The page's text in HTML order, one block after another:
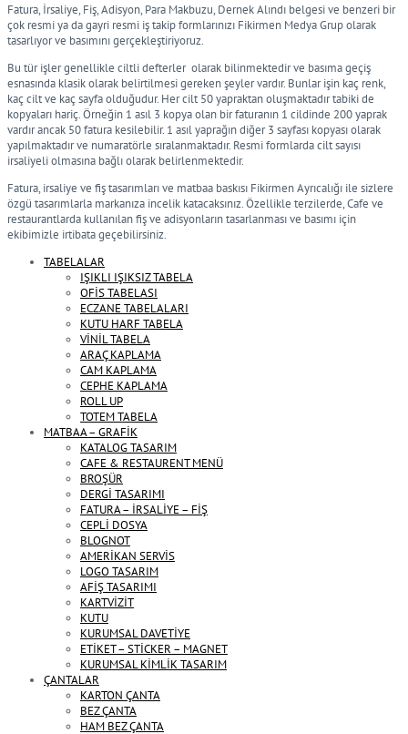
Fatura, İrsaliye, Fiş, Adisyon, Para Makbuzu, Dernek Alındı belgesi ve benzeri bir
çok resmi ya da gayri resmi iş takip formlarınızı Fikirmen Medya Grup olarak
tasarlıyor ve basımını gerçekleştiriyoruz.
Bu tür işler genellikle ciltli defterler olarak bilinmektedir ve basıma geçiş
esnasında klasik olarak belirtilmesi gereken şeyler vardır. Bunlar işin kaç renk,
kaç cilt ve kaç sayfa olduğudur. Her cilt 50 yapraktan oluşmaktadır tabiki de
kopyaları hariç. Örneğin 1 asıl 3 kopya olan bir faturanın 1 cildinde 200 yaprak
vardır ancak 50 fatura kesilebilir. 1 asıl yaprağın diğer 3 sayfası kopyası olarak
yapılmaktadır ve numaratörle sıralanmaktadır. Resmi formlarda cilt sayısı
irsaliyeli olmasına bağlı olarak belirlenmektedir.
Fatura, irsaliye ve fiş tasarımları ve matbaa baskısı Fikirmen Ayrıcalığı ile sizlere
özgü tasarımlarla markanıza incelik katacaksınız. Özellikle terzilerde, Cafe ve
restaurantlarda kullanılan fiş ve adisyonların tasarlanması ve basımı için
ekibimizle irtibata geçebilirsiniz.
TABELALAR
IŞIKLI IŞIKSIZ TABELA
OFİS TABELASI
ECZANE TABELALARI
KUTU HARF TABELA
VİNİL TABELA
ARAÇ KAPLAMA
CAM KAPLAMA
CEPHE KAPLAMA
ROLL UP
TOTEM TABELA
MATBAA – GRAFİK
KATALOG TASARIM
CAFE & RESTAURENT MENÜ
BROŞÜR
DERGİ TASARIMI
FATURA – İRSALİYE – FİŞ
CEPLİ DOSYA
BLOGNOT
AMERİKAN SERVİS
LOGO TASARIM
AFİŞ TASARIMI
KARTVİZİT
KUTU
KURUMSAL DAVETİYE
ETİKET – STİCKER – MAGNET
KURUMSAL KİMLİK TASARIM
ÇANTALAR
KARTON ÇANTA
BEZ ÇANTA
HAM BEZ ÇANTA